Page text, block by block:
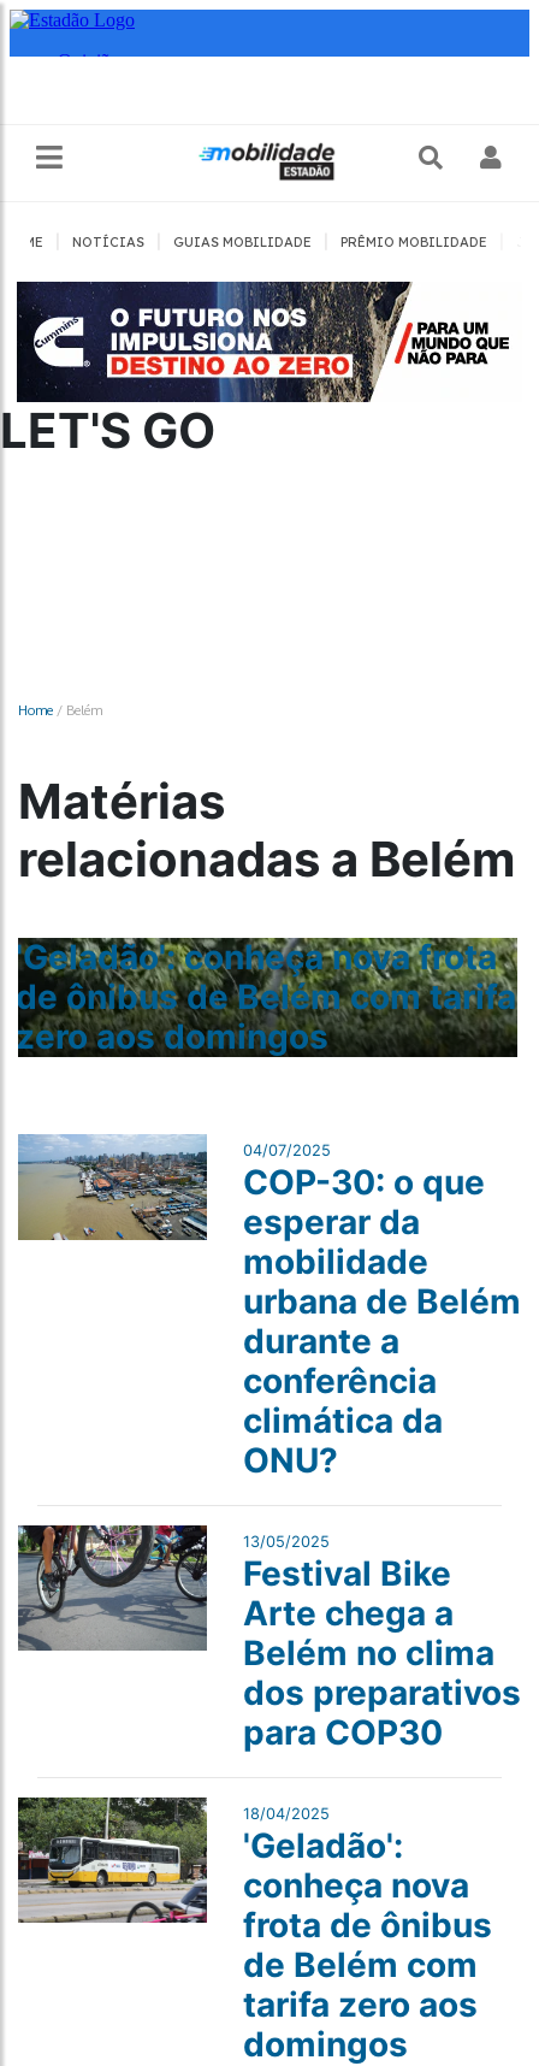
HOME NOTÍCIAS GUIAS MOBILIDADE PRÊMIO MOBILIDADE
LET'S GO
Home / Belém
Matérias
relacionadas a Belém
COP-30: o que esperar da
mobilidade urbana de Belém
durante a conferência
climática da ONU?
04/07/2025
COP-30: o que
esperar da
mobilidade
urbana de Belém
durante a
conferência
climática da
ONU?
13/05/2025
Festival Bike
Arte chega a
Belém no clima
dos preparativos
para COP30
18/04/2025
'Geladão':
conheça nova
frota de ônibus
de Belém com
tarifa zero aos
domingos